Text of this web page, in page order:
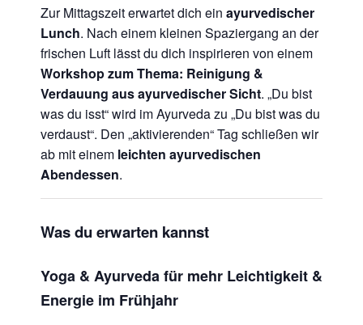
Zur Mittagszeit erwartet dich ein ayurvedischer
Lunch. Nach einem kleinen Spaziergang an der
frischen Luft lässt du dich inspirieren von einem
Workshop zum Thema: Reinigung &
Verdauung aus ayurvedischer Sicht. „Du bist
was du isst“ wird im Ayurveda zu „Du bist was du
verdaust“. Den „aktivierenden“ Tag schließen wir
ab mit einem leichten ayurvedischen
Abendessen.
Was du erwarten kannst
Yoga & Ayurveda für mehr Leichtigkeit &
Energie im Frühjahr